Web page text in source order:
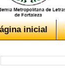
inicial